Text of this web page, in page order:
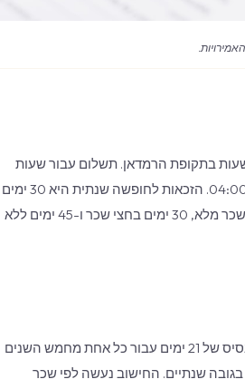
בשבוע, ומצטמצמות לשש שעות בתקופת הרמדאן. תשלום עבור שעות
נוספות הוא 125% עבור שעות נוספות רגילות ו-150% עבור שעות נוספות בין 22:00 ל-04:00. הזכאות לחופשה שנתית היא 30 ימים
קלנדריים לאחר שנת עבודה אחת. הזכאות לדמי מחלה היא 90 ימים בשנה: 15 ימים בשכר מלא, 30 ימים בחצי שכר ו-45 ימים ללא
עובדים שהשלימו שנת עבודה רצופה אחת או יותר זכאים למענק סיום העסקה: שכר בסיס של 21 ימים עבור כל אחת מחמש השנים
שכר בסיס בגובה שנתיים. החישוב נעשה לפי שכר